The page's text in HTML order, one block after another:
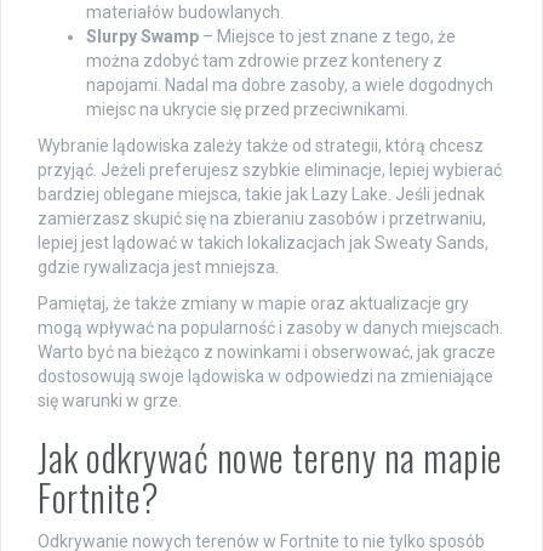
materiałów budowlanych.
Slurpy Swamp – Miejsce to jest znane z tego, że
można zdobyć tam zdrowie przez kontenery z
napojami. Nadal ma dobre zasoby, a wiele dogodnych
miejsc na ukrycie się przed przeciwnikami.
Wybranie lądowiska zależy także od strategii, którą chcesz
przyjąć. Jeżeli preferujesz szybkie eliminacje, lepiej wybierać
bardziej oblegane miejsca, takie jak Lazy Lake. Jeśli jednak
zamierzasz skupić się na zbieraniu zasobów i przetrwaniu,
lepiej jest lądować w takich lokalizacjach jak Sweaty Sands,
gdzie rywalizacja jest mniejsza.
Pamiętaj, że także zmiany w mapie oraz aktualizacje gry
mogą wpływać na popularność i zasoby w danych miejscach.
Warto być na bieżąco z nowinkami i obserwować, jak gracze
dostosowują swoje lądowiska w odpowiedzi na zmieniające
się warunki w grze.
Jak odkrywać nowe tereny na mapie
Fortnite?
Odkrywanie nowych terenów w Fortnite to nie tylko sposób